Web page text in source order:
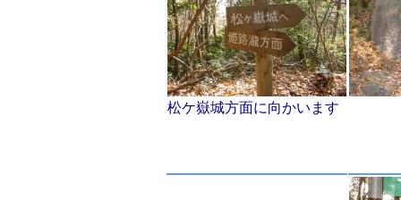
松ケ嶽城方面に向かいます